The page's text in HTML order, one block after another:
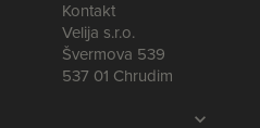
Kontakt
Velija s.r.o.
Švermova 539
537 01 Chrudim
expand_more